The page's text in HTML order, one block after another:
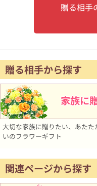
贈る相手
贈る相手から探す
家族に
大切な家族に贈りたい、あたた
いのフラワーギフト
関連ページから探す